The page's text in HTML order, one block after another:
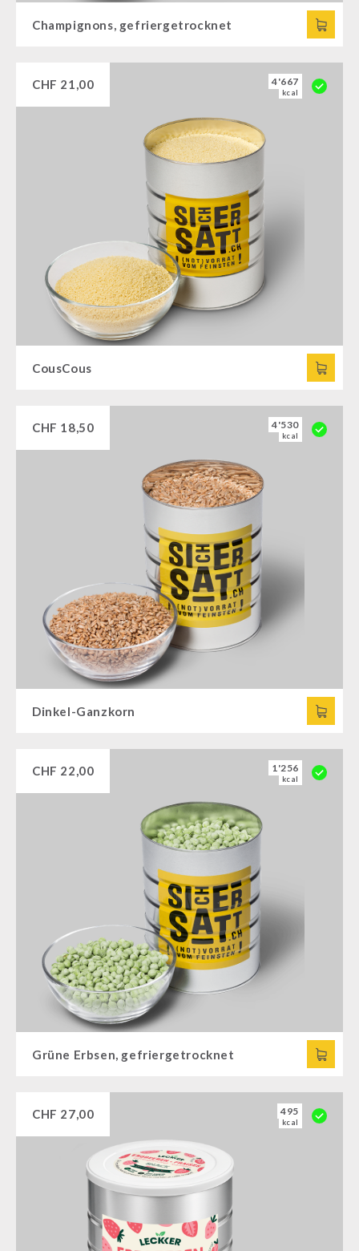
Champignons, gefriergetrocknet
CHF 21,00 4'667
kcal
CousCous
CHF 18,50 4'530
kcal
Dinkel-Ganzkorn
CHF 22,00 1'256
kcal
Grüne Erbsen, gefriergetrocknet
CHF 27,00 495
kcal